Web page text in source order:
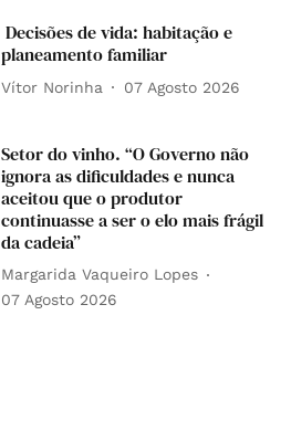
Decisões de vida: habitação e
planeamento familiar
Vítor Norinha 07 Agosto 2026
Setor do vinho. “O Governo não
ignora as dificuldades e nunca
aceitou que o produtor
continuasse a ser o elo mais frágil
da cadeia”
Margarida Vaqueiro Lopes
07 Agosto 2026